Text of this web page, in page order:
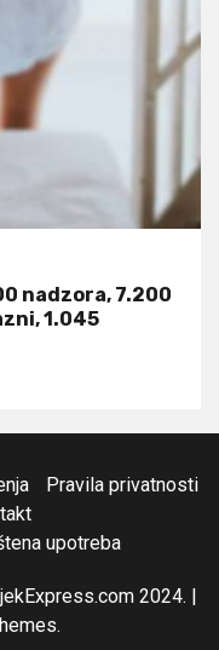
nadzora, 7.200
1.045
Pravila privatnosti
upotreba
2024. |